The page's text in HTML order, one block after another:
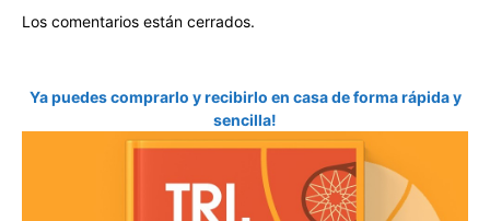
Los comentarios están cerrados.
Ya puedes comprarlo y recibirlo en casa de forma rápida y
sencilla!